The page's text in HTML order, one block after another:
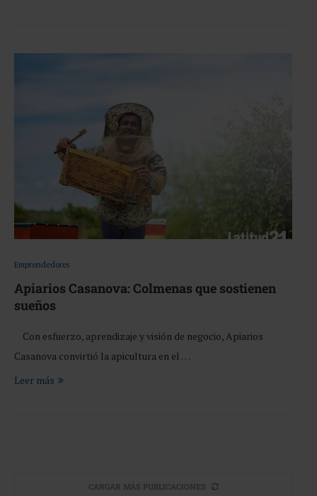
Emprendedores
Apiarios Casanova: Colmenas que sostienen
sueños
Con esfuerzo, aprendizaje y visión de negocio, Apiarios
Casanova convirtió la apicultura en el …
Leer más
CARGAR MÁS PUBLICACIONES